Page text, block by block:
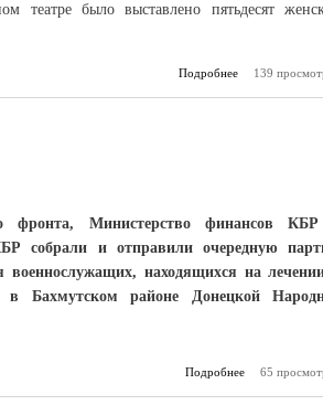
театре было выставлено пятьдесят
Подробнее о Чтобы
139
фронта, Министерство финансов
собрали и отправили очередную
находящихся на
в Бахмутском районе Донецкой
Подробнее
о
65